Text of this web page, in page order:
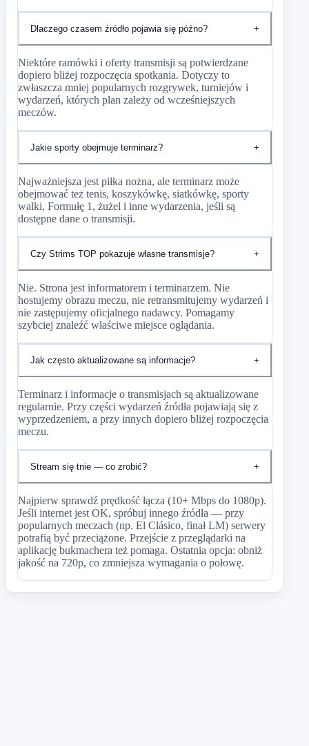
Dlaczego czasem źródło pojawia się późno? +
Niektóre ramówki i oferty transmisji są potwierdzane
dopiero bliżej rozpoczęcia spotkania. Dotyczy to
zwłaszcza mniej popularnych rozgrywek, turniejów i
wydarzeń, których plan zależy od wcześniejszych
meczów.
Jakie sporty obejmuje terminarz? +
Najważniejsza jest piłka nożna, ale terminarz może
obejmować też tenis, koszykówkę, siatkówkę, sporty
walki, Formułę 1, żużel i inne wydarzenia, jeśli są
dostępne dane o transmisji.
Czy Strims TOP pokazuje własne transmisje? +
Nie. Strona jest informatorem i terminarzem. Nie
hostujemy obrazu meczu, nie retransmitujemy wydarzeń i
nie zastępujemy oficjalnego nadawcy. Pomagamy
szybciej znaleźć właściwe miejsce oglądania.
Jak często aktualizowane są informacje? +
Terminarz i informacje o transmisjach są aktualizowane
regularnie. Przy części wydarzeń źródła pojawiają się z
wyprzedzeniem, a przy innych dopiero bliżej rozpoczęcia
meczu.
Stream się tnie — co zrobić? +
Najpierw sprawdź prędkość łącza (10+ Mbps do 1080p).
Jeśli internet jest OK, spróbuj innego źródła — przy
popularnych meczach (np. El Clásico, finał LM) serwery
potrafią być przeciążone. Przejście z przeglądarki na
aplikację bukmachera też pomaga. Ostatnia opcja: obniż
jakość na 720p, co zmniejsza wymagania o połowę.